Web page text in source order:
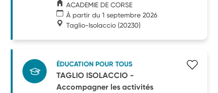
ACADEMIE DE CORSE
À partir du 1 septembre 2026
Taglio-Isolaccio (20230)
ÉDUCATION POUR TOUS
TAGLIO ISOLACCIO -
Accompagner les activités